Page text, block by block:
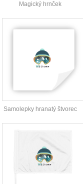
Magický hrnček
Samolepky hranatý štvorec